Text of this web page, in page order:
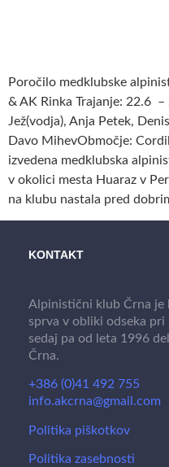
Poročilo medklubske
& AK Rinka Trajanje: 22.6
Jež(vodja), Anja Petek,
Davo MihevObmočje:
izvedena medklubska
v okolici mesta Huaraz v
na klubu nastala pred
KONTAKT
Alpinistični klub Črna je
sprva v obliki odseka
sedaj pa od leta 1996
Črna.
+386 (0)41 492 755
info.akcrna@gmail.com
Politika piškotkov
Politika zasebnosti